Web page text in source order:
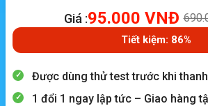
Giá :95.000 VNĐ
Tiết kiệm: 86%
Được dùng thử test trước khi
1 đổi 1 ngay lập tức – Giao hàng